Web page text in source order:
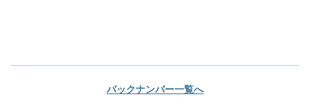
バックナンバー一覧へ